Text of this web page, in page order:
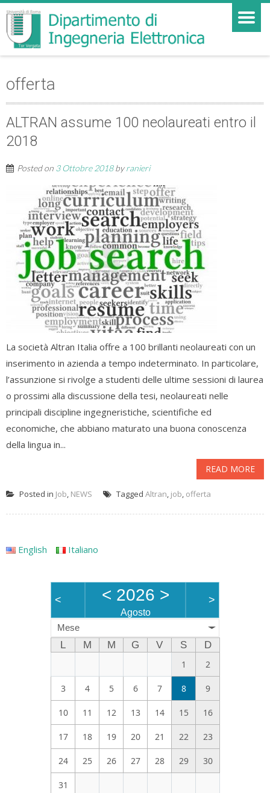
offerta
ALTRAN assume 100 neolaureati entro il
2018
Posted on 3 Ottobre 2018byranieri
La società Altran Italia offre a 100 brillanti neolaureati con un
inserimento in azienda a tempo indeterminato. In particolare,
l’assunzione si rivolge a studenti delle ultime sessioni di laurea
o prossimi alla discussione della tesi, neolaureati nelle
principali discipline ingegneristiche, scientifiche ed
economiche, che abbiano maturato una buona conoscenza
della lingua in...
READ MORE
Posted in Job, NEWS Tagged Altran, job, offerta
English Italiano
< < 2026 >
Agosto
>
Mese
L M M G V S
D
1
2
3 4 5 6 7 8 9
10 11 12 13 14 15 16
17 18 19 20 21 22 23
24 25 26 27 28 29 30
31